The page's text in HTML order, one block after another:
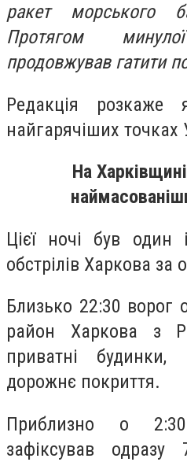
ракет морського
Протягом
продовжував гатити
Редакція
найгарячіших точках
На
Цієї ночі був один
обстрілів Харкова за
Близько 22:30 ворог
район Харкова з
приватні
дорожнє покриття.
Приблизно о
зафіксував